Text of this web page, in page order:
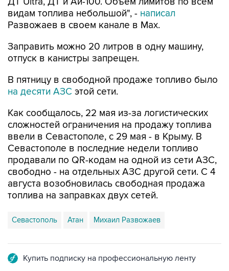
видам топлива небольшой", - написал
Развожаев в своем канале в Max.
Заправить можно 20 литров в одну машину,
отпуск в канистры запрещен.
В пятницу в свободной продаже топливо было
на десяти АЗС этой сети.
Как сообщалось, 22 мая из-за логистических
сложностей ограничения на продажу топлива
ввели в Севастополе, с 29 мая - в Крыму. В
Севастополе в последние недели топливо
продавали по QR-кодам на одной из сети АЗС,
свободно - на отдельных АЗС другой сети. С 4
августа возобновилась свободная продажа
топлива на заправках двух сетей.
Севастополь Атан Михаил Развожаев
Купить подписку на профессиональную ленту